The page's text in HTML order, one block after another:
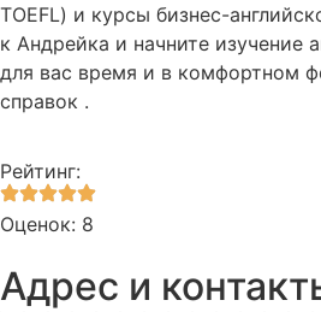
TOEFL) и курсы бизнес-
к Андрейка и начните изучение
для вас время и в комфортном
справок .
Рейтинг:
Оценок: 8
Адрес и